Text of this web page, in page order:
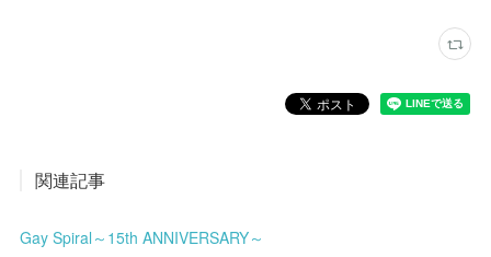
関連記事
Gay Spiral～15th ANNIVERSARY～